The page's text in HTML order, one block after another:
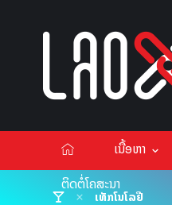
ເນື້ອຫາ
ຕິດຕໍ່ໂຄສະນາ
ເທັກໂນໂລຢີ